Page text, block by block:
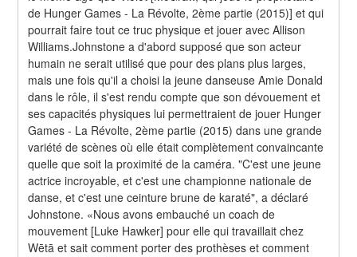
de Hunger Games - La Révolte, 2ème partie (2015)] et qui
pourrait faire tout ce truc physique et jouer avec Allison
Williams.Johnstone a d'abord supposé que son acteur
humain ne serait utilisé que pour des plans plus larges,
mais une fois qu'il a choisi la jeune danseuse Amie Donald
dans le rôle, il s'est rendu compte que son dévouement et
ses capacités physiques lui permettraient de jouer Hunger
Games - La Révolte, 2ème partie (2015) dans une grande
variété de scènes où elle était complètement convaincante
quelle que soit la proximité de la caméra. "C'est une jeune
actrice incroyable, et c'est une championne nationale de
danse, et c'est une ceinture brune de karaté", a déclaré
Johnstone. «Nous avons embauché un coach de
mouvement [Luke Hawker] pour elle qui travaillait chez
Wētā et sait comment porter des prothèses et comment